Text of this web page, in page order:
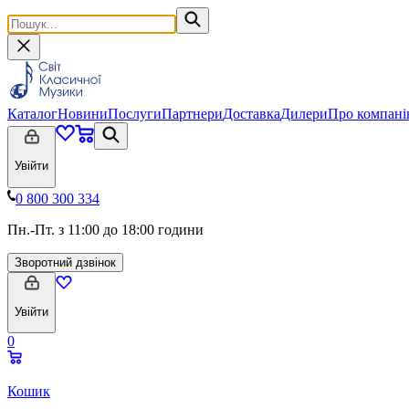
КаталогНовиниПослугиПартнериДоставкаДилериПро
Увійти
0 800 300 334
Пн.-Пт. з 11:00 до 18:00 години
Зворотний дзвінок
Увійти
0
Кошик